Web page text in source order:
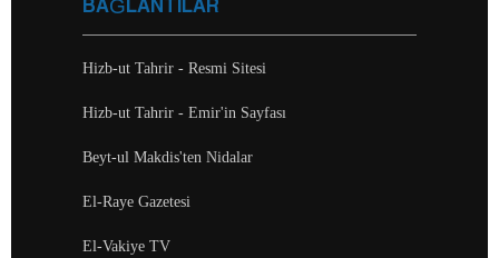
BAĞLANTILAR
Hizb-ut Tahrir - Resmi Sitesi
Hizb-ut Tahrir - Emir'in Sayfası
Beyt-ul Makdis'ten Nidalar
El-Raye Gazetesi
El-Vakiye TV